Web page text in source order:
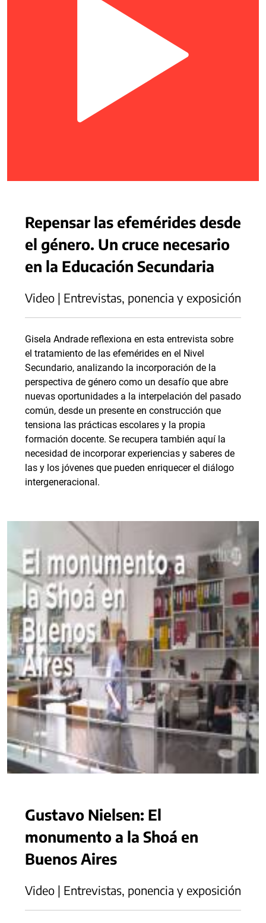
Repensar las efemérides desde
el género. Un cruce necesario
en la Educación Secundaria
Video | Entrevistas, ponencia y exposición
Gisela Andrade reflexiona en esta entrevista sobre
el tratamiento de las efemérides en el Nivel
Secundario, analizando la incorporación de la
perspectiva de género como un desafío que abre
nuevas oportunidades a la interpelación del pasado
común, desde un presente en construcción que
tensiona las prácticas escolares y la propia
formación docente. Se recupera también aquí la
necesidad de incorporar experiencias y saberes de
las y los jóvenes que pueden enriquecer el diálogo
intergeneracional.
Gustavo Nielsen: El
monumento a la Shoá en
Buenos Aires
Video | Entrevistas, ponencia y exposición